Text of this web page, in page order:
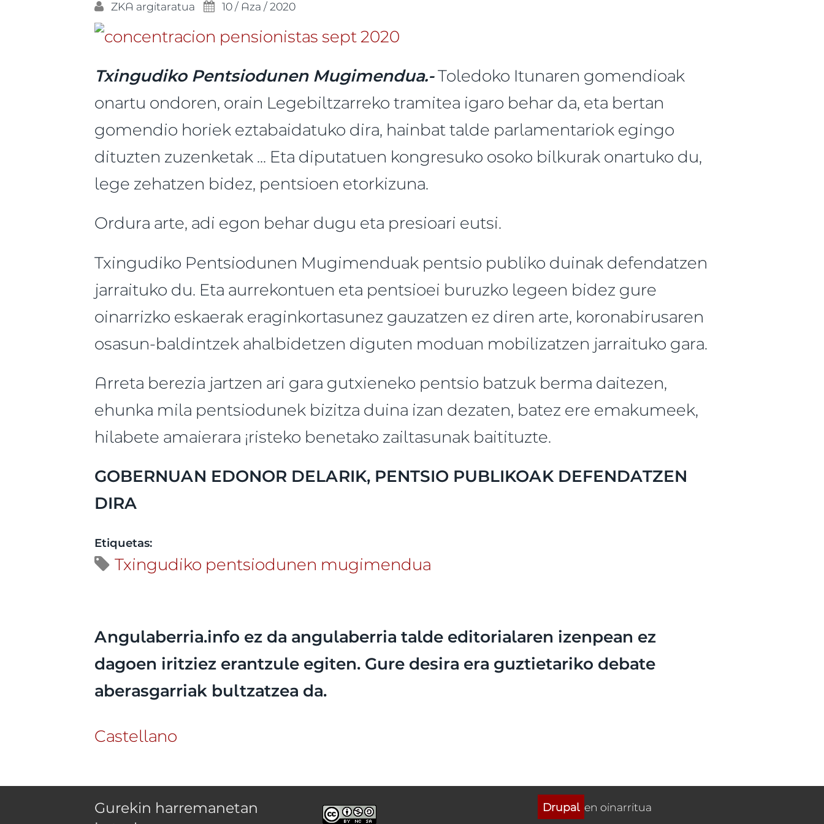
ZKA argitaratua 10 / Aza / 2020
Txingudiko Pentsiodunen Mugimendua.-Toledoko Itunaren gomendioak
onartu ondoren, orain Legebiltzarreko tramitea igaro behar da, eta bertan
gomendio horiek eztabaidatuko dira, hainbat talde parlamentariok egingo
dituzten zuzenketak ... Eta diputatuen kongresuko osoko bilkurak onartuko du,
lege zehatzen bidez, pentsioen etorkizuna.
Ordura arte, adi egon behar dugu eta presioari eutsi.
Txingudiko Pentsiodunen Mugimenduak pentsio publiko duinak defendatzen
jarraituko du. Eta aurrekontuen eta pentsioei buruzko legeen bidez gure
oinarrizko eskaerak eraginkortasunez gauzatzen ez diren arte, koronabirusaren
osasun-baldintzek ahalbidetzen diguten moduan mobilizatzen jarraituko gara.
Arreta berezia jartzen ari gara gutxieneko pentsio batzuk berma daitezen,
ehunka mila pentsiodunek bizitza duina izan dezaten, batez ere emakumeek,
hilabete amaierara ¡risteko benetako zailtasunak baitituzte.
GOBERNUAN EDONOR DELARIK, PENTSIO PUBLIKOAK DEFENDATZEN
DIRA
Etiquetas:
Txingudiko pentsiodunen mugimendua
Angulaberria.info ez da angulaberria talde editorialaren izenpean ez
dagoen iritziez erantzule egiten. Gure desira era guztietariko debate
aberasgarriak bultzatzea da.
Castellano
Gurekin harremanetan
Drupal en oinarritua